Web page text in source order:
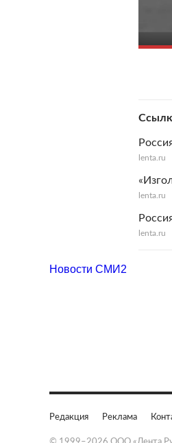
lenta.ru
lenta.ru
lenta.ru
Новости СМИ2
Редакция Реклама